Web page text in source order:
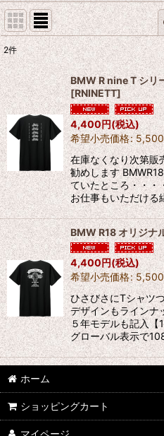
表示数:
並び順:
絞り
2件
BMW R nine T シリ
[RNINETT]
4,400円(税込)
希望小売価格: 5,500
在庫なくなり次第販
勧めします
ていたところ・・・
お仕事もいただけ
BMW R18 オリジナ
4,400円(税込)
希望小売価格: 5,500
ひさびさにTシャツ
デザインもラインナ
５年モデルも記入
グローバル表示で
ホーム
ショッピングカート